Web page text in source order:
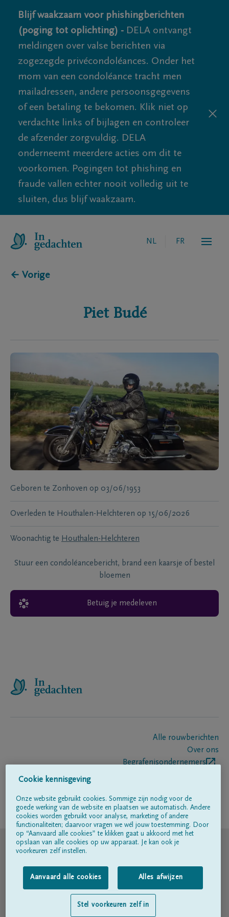
Blijf waakzaam voor phishingberichten
(poging tot oplichting) - DELA ontvangt
meldingen over valse berichten via
zogezegde privécondoléances. Onder het
mom van een condoléance tracht men
mailadressen, andere persoonsgegevens
of een betaling te bekomen. Klik niet op
verdachte links of bijlagen en controleer
de afzender zorgvuldig. DELA
onderneemt meerdere acties om dit te
voorkomen. Pogingen tot phishing en
fraude vallen echter nooit volledig uit te
sluiten, dus blijf waakzaam.
NL FR
← Vorige
Piet Budé
Geboren te Zonhoven op 03/06/1953
Overleden te Houthalen-Helchteren op 15/06/2026
Woonachtig te Houthalen-Helchteren
Stuur een condoléancebericht, brand een kaarsje of bestel
bloemen
Betuig je medeleven
Alle rouwberichten
Over ons
Begrafenisondernemers
Volg ons op
© DELA
Gebruiksvoorwaarden
Privacyverklaring
Toegankelijkheidsverklaring
Cookie kennisgeving
Onze website gebruikt cookies. Sommige zijn nodig voor de
goede werking van de website en plaatsen we automatisch. Andere
cookies worden gebruikt voor analyse, marketing of andere
functionaliteiten; daarvoor vragen we wél jouw toestemming. Door
op “Aanvaard alle cookies” te klikken gaat u akkoord met het
opslaan van alle cookies op uw apparaat. Je kan ook je
voorkeuren zelf instellen.
Aanvaard alle cookies Alles afwijzen
Stel voorkeuren zelf in